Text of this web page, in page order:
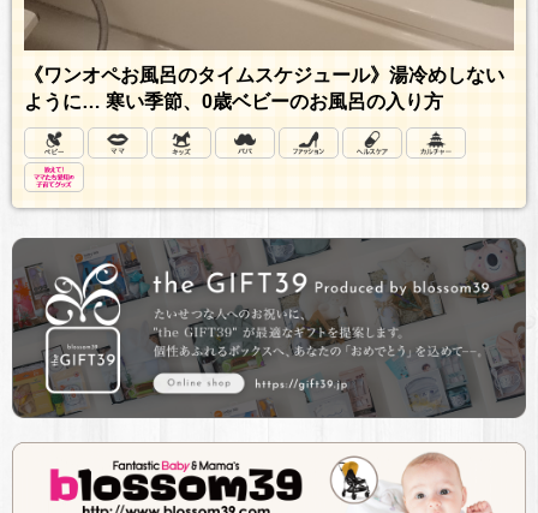
《ワンオペお風呂のタイムスケジュール》湯冷めしない
ように… 寒い季節、0歳ベビーのお風呂の入り方